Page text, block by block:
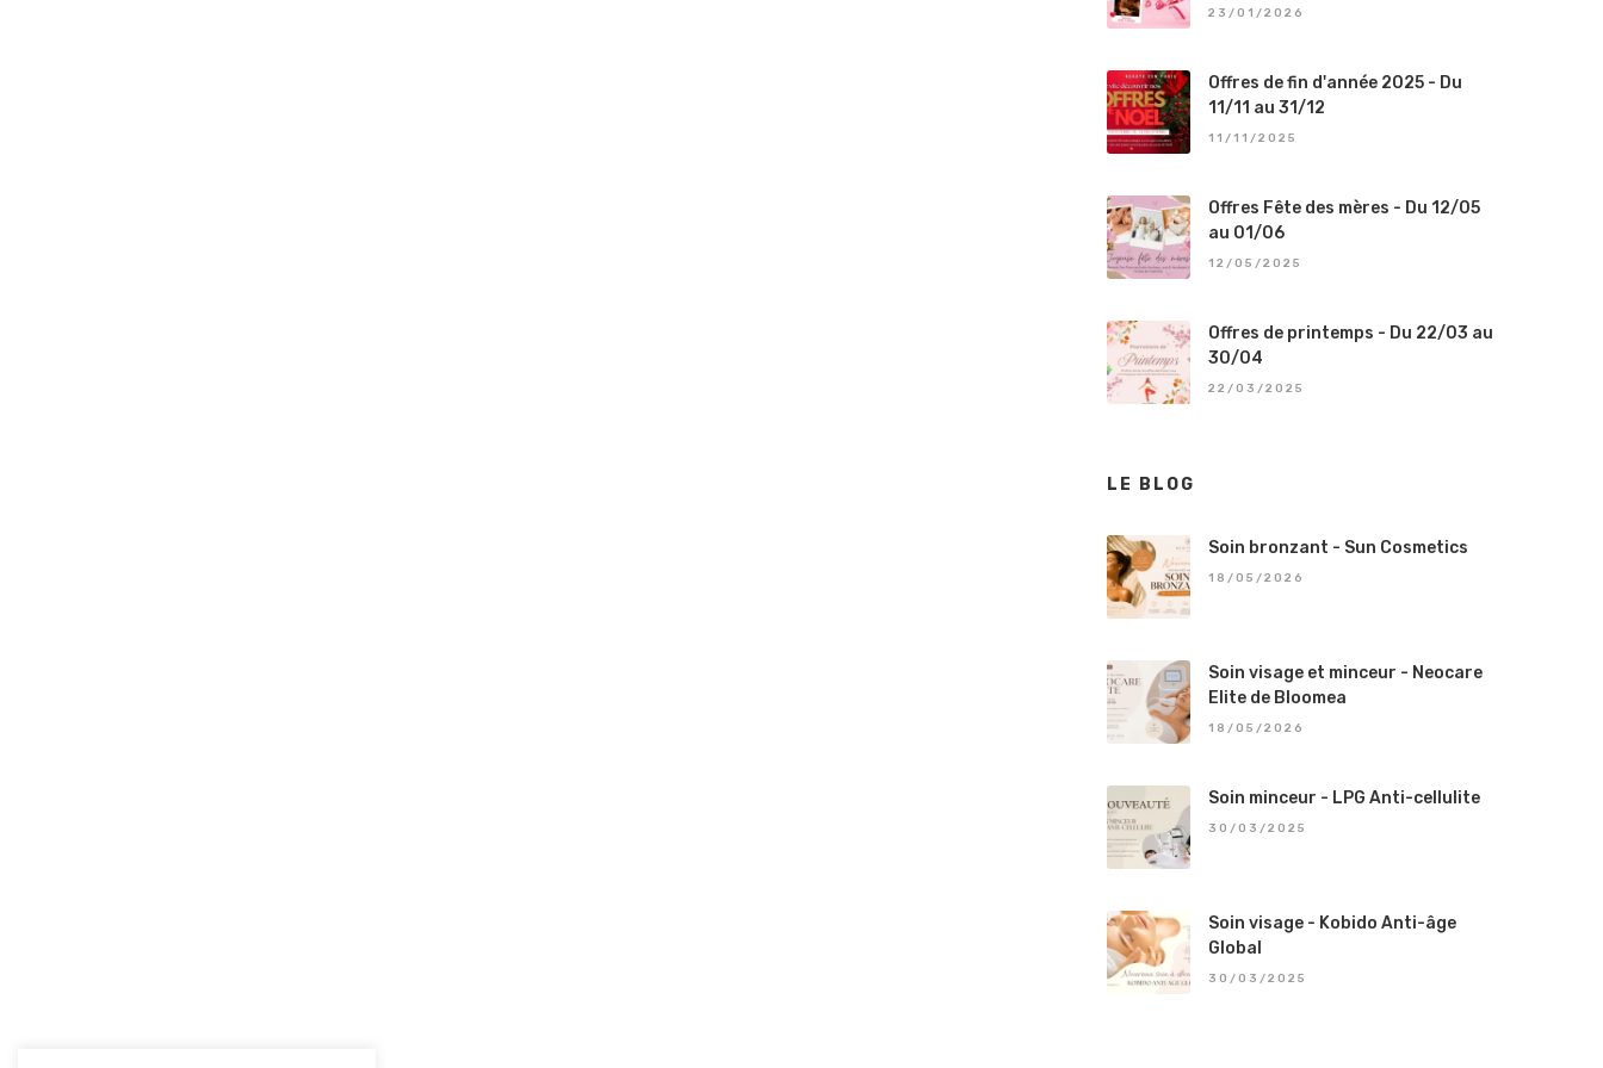
23/01/2026
Offres de fin d'année 2025 - Du
11/11 au 31/12
11/11/2025
Offres Fête des mères - Du 12/05
au 01/06
12/05/2025
Offres de printemps - Du 22/03 au
30/04
22/03/2025
LE BLOG
Soin bronzant - Sun Cosmetics
18/05/2026
Soin visage et minceur - Neocare
Elite de Bloomea
18/05/2026
Soin minceur - LPG Anti-cellulite
30/03/2025
Soin visage - Kobido Anti-âge
Global
30/03/2025